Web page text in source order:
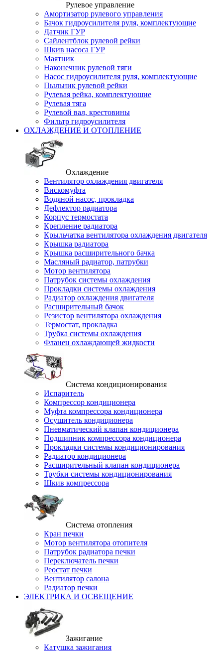
Рулевое управление
Амортизатор рулевого управления
Бачок гидроусилителя руля, комплектующие
Датчик ГУР
Сайлентблок рулевой рейки
Шкив насоса ГУР
Маятник
Наконечник рулевой тяги
Насос гидроусилителя руля, комплектующие
Пыльник рулевой рейки
Рулевая рейка, комплектующие
Рулевая тяга
Рулевой вал, крестовины
Фильтр гидроусилителя
ОХЛАЖДЕНИЕ И ОТОПЛЕНИЕ
Охлаждение
Вентилятор охлаждения двигателя
Вискомуфта
Водяной насос, прокладка
Дефлектор радиатора
Корпус термостата
Крепление радиатора
Крыльчатка вентилятора охлаждения двигателя
Крышка радиатора
Крышка расширительного бачка
Масляный радиатор, патрубки
Мотор вентилятора
Патрубок системы охлаждения
Прокладки системы охлаждения
Радиатор охлаждения двигателя
Расширительный бачок
Резистор вентилятора охлаждения
Термостат, прокладка
Трубка системы охлаждения
Фланец охлаждающей жидкости
Система кондиционирования
Испаритель
Компрессор кондиционера
Муфта компрессора кондиционера
Осушитель кондиционера
Пневматический клапан кондиционера
Подшипник компрессора кондиционера
Прокладки системы кондиционирования
Радиатор кондиционера
Расширительный клапан кондиционера
Трубки системы кондиционирования
Шкив компрессора
Система отопления
Кран печки
Мотор вентилятора отопителя
Патрубок радиатора печки
Переключатель печки
Реостат печки
Вентилятор салона
Радиатор печки
ЭЛЕКТРИКА И ОСВЕЩЕНИЕ
Зажигание
Катушка зажигания